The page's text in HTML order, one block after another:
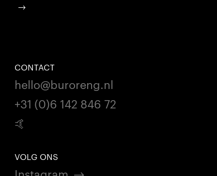
CONTACT
hello@buroreng.nl
+31 (0)6 142 846 72
🤙
VOLG ONS